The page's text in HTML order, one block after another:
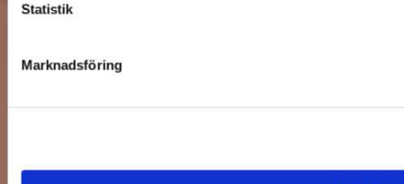
Statistik
Marknadsföring
Kontakta oss